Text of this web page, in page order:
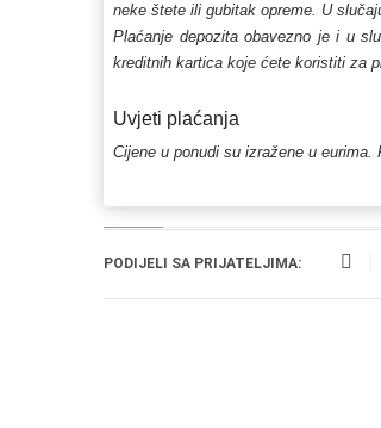
neke štete ili gubitak opreme. U
Plaćanje depozita obavezno je i u
kreditnih kartica koje ćete koristiti za
Uvjeti plaćanja
Cijene u ponudi su izražene u
PODIJELI SA PRIJATELJIMA: